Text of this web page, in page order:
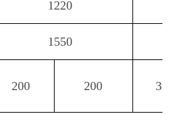
1220
1550
200 200 380